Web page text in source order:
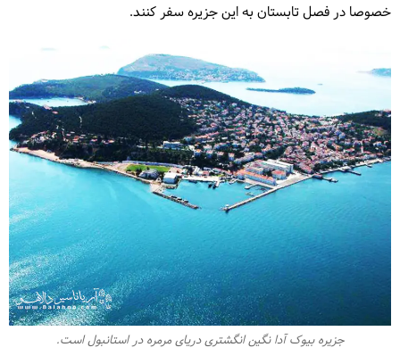
خصوصا در فصل تابستان به این جزیره سفر کنند.
جزیره بیوک آدا نگین انگشتری دریای مرمره در استانبول است.